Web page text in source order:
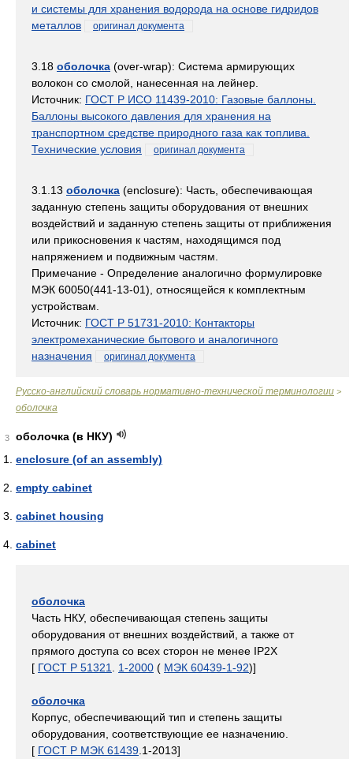
и системы для хранения водорода на основе гидридов
металлов
оригинал документа
3.18 оболочка (over-wrap): Система армирующих
волокон со смолой, нанесенная на лейнер.
Источник: ГОСТ Р ИСО 11439-2010: Газовые баллоны.
Баллоны высокого давления для хранения на
транспортном средстве природного газа как топлива.
Технические условия
оригинал документа
3.1.13 оболочка (enclosure): Часть, обеспечивающая
заданную степень защиты оборудования от внешних
воздействий и заданную степень защиты от приближения
или прикосновения к частям, находящимся под
напряжением и подвижным частям.
Примечание - Определение аналогично формулировке
МЭК 60050(441-13-01), относящейся к комплектным
устройствам.
Источник: ГОСТ Р 51731-2010: Контакторы
электромеханические бытового и аналогичного
назначения
оригинал документа
Русско-английский словарь нормативно-технической терминологии >
оболочка
3
оболочка (в НКУ)
enclosure (of an assembly)
empty cabinet
cabinet housing
cabinet
оболочка
Часть НКУ, обеспечивающая степень защиты
оборудования от внешних воздействий, а также от
прямого доступа со всех сторон не менее IP2X
[ ГОСТ Р 51321. 1-2000 ( МЭК 60439-1-92)]
оболочка
Корпус, обеспечивающий тип и степень защиты
оборудования, соответствующие ее назначению.
[ ГОСТ Р МЭК 61439.1-2013]